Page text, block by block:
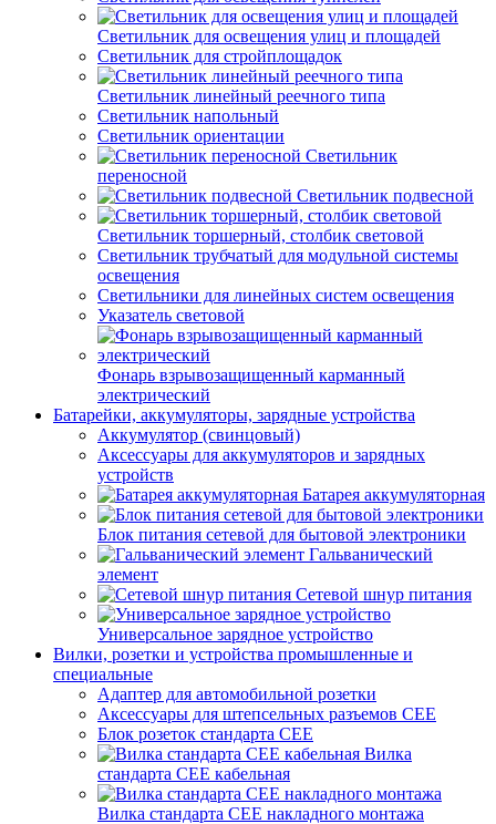
Светильник для освещения улиц и площадей
Светильник для стройплощадок
Светильник линейный реечного типа
Светильник напольный
Светильник ориентации
Светильник
переносной
Светильник подвесной
Светильник торшерный, столбик световой
Светильник трубчатый для модульной системы
освещения
Светильники для линейных систем освещения
Указатель световой
Фонарь взрывозащищенный карманный
электрический
Батарейки, аккумуляторы, зарядные устройства
Аккумулятор (свинцовый)
Аксессуары для аккумуляторов и зарядных
устройств
Батарея аккумуляторная
Блок питания сетевой для бытовой электроники
Гальванический
элемент
Сетевой шнур питания
Универсальное зарядное устройство
Вилки, розетки и устройства промышленные и
специальные
Адаптер для автомобильной розетки
Аксессуары для штепсельных разъемов CEE
Блок розеток стандарта CEE
Вилка
стандарта CEE кабельная
Вилка стандарта CEE накладного монтажа